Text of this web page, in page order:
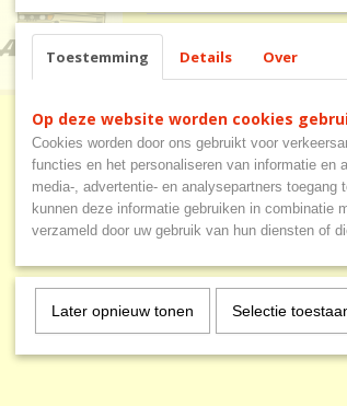
Productcode
Omschrijving
Vlag Arnold Freunde
verkrijgbaar in 45x30 cm en
Toestemming Details Over
Op deze website worden cookies
Cookies worden door ons gebruikt voor
functies en het personaliseren van informatie en
media-, advertentie- en analysepartners
kunnen deze informatie gebruiken in combinatie
verzameld door uw gebruik van hun diensten of
Later opnieuw tonen Selectie